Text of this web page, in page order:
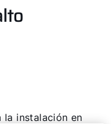
la instalación en